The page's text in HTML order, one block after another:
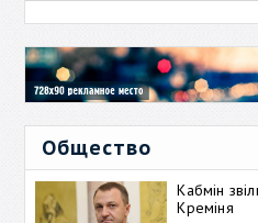
Общество
Кабмін
Креміня